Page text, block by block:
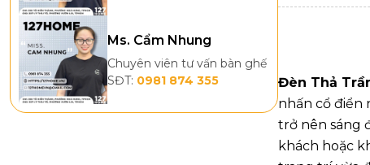
Ms. Cẩm Nhung
Chuyên viên tư vấn bàn ghế
SĐT: 0981 874 355 Đèn Thả
nhấn cổ điển
trở nên sáng
khách hoặc